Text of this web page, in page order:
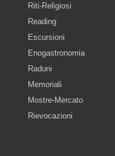
Riti-Religiosi
Reading
Escursioni
Enogastronomia
Raduni
Memoriali
Mostre-Mercato
Rievocazioni